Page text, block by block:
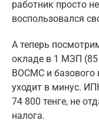
работник просто
воспользовался
А теперь
окладе в 1 МЗП (85
ВОСМС и базового
уходит в минус.
74 800 тенге, не
налога.